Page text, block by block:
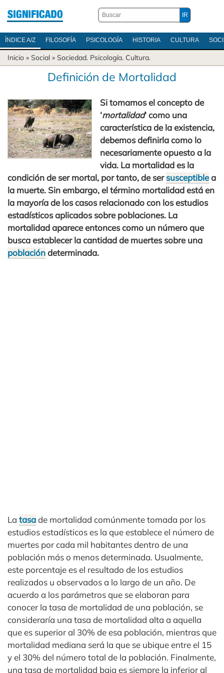
ÍNDICE A/Z FILOSOFÍA PSICOLOGÍA HISTORIA CULTURA
Inicio » Social » Sociedad. Psicología. Cultura.
Definición de Mortalidad
Si tomamos el concepto de
‘mortalidad‘ como una
característica de la existencia,
debemos definirla como lo
necesariamente opuesto a la
vida. La mortalidad es la
condición de ser mortal, por tanto, de sersusceptiblea
la muerte. Sin embargo, el término mortalidad está en
la mayoría de los casos relacionado con los estudios
estadísticos aplicados sobre poblaciones. La
mortalidad aparece entonces como un número que
busca establecer la cantidad de muertes sobre una
poblacióndeterminada.
La tasade mortalidad comúnmente tomada por los
estudios estadísticos es la que establece el número de
muertes por cada mil habitantes dentro de una
población más o menos determinada. Usualmente,
este porcentaje es el resultado de los estudios
realizados u observados a lo largo de un año. De
acuerdo a los parámetros que se elaboran para
conocer la tasa de mortalidad de una población, se
consideraría una tasa de mortalidad alta a aquella
que es superior al 30% de esa población, mientras que
mortalidad mediana será la que se ubique entre el 15
y el 30% del número total de la población. Finalmente,
una tasa de mortalidad baja es siempre la inferior al